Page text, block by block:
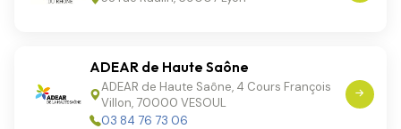
ADEAR de Haute Saône
ADEAR de Haute Saône, 4 Cours François
Villon, 70000 VESOUL
03 84 76 73 06